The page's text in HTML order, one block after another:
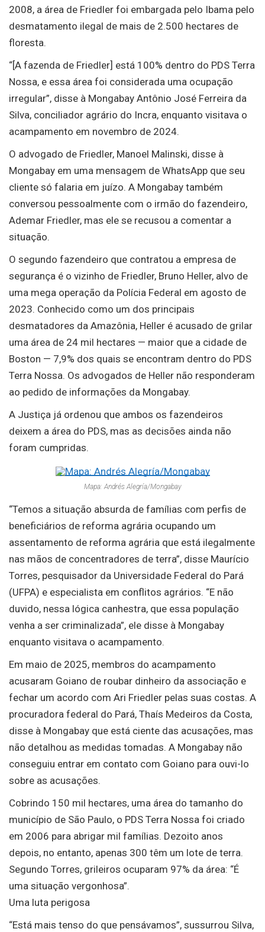
2008, a área de Friedler foi embargada pelo Ibama pelo
desmatamento ilegal de mais de 2.500 hectares de
floresta.
“[A fazenda de Friedler] está 100% dentro do PDS Terra
Nossa, e essa área foi considerada uma ocupação
irregular”, disse à Mongabay Antônio José Ferreira da
Silva, conciliador agrário do Incra, enquanto visitava o
acampamento em novembro de 2024.
O advogado de Friedler, Manoel Malinski, disse à
Mongabay em uma mensagem de WhatsApp que seu
cliente só falaria em juízo. A Mongabay também
conversou pessoalmente com o irmão do fazendeiro,
Ademar Friedler, mas ele se recusou a comentar a
situação.
O segundo fazendeiro que contratou a empresa de
segurança é o vizinho de Friedler, Bruno Heller, alvo de
uma mega operação da Polícia Federal em agosto de
2023. Conhecido como um dos principais
desmatadores da Amazônia, Heller é acusado de grilar
uma área de 24 mil hectares — maior que a cidade de
Boston — 7,9% dos quais se encontram dentro do PDS
Terra Nossa. Os advogados de Heller não responderam
ao pedido de informações da Mongabay.
A Justiça já ordenou que ambos os fazendeiros
deixem a área do PDS, mas as decisões ainda não
foram cumpridas.
Mapa: Andrés Alegría/Mongabay
“Temos a situação absurda de famílias com perfis de
beneficiários de reforma agrária ocupando um
assentamento de reforma agrária que está ilegalmente
nas mãos de concentradores de terra”, disse Maurício
Torres, pesquisador da Universidade Federal do Pará
(UFPA) e especialista em conflitos agrários. “E não
duvido, nessa lógica canhestra, que essa população
venha a ser criminalizada”, ele disse à Mongabay
enquanto visitava o acampamento.
Em maio de 2025, membros do acampamento
acusaram Goiano de roubar dinheiro da associação e
fechar um acordo com Ari Friedler pelas suas costas. A
procuradora federal do Pará, Thaís Medeiros da Costa,
disse à Mongabay que está ciente das acusações, mas
não detalhou as medidas tomadas. A Mongabay não
conseguiu entrar em contato com Goiano para ouvi-lo
sobre as acusações.
Cobrindo 150 mil hectares, uma área do tamanho do
município de São Paulo, o PDS Terra Nossa foi criado
em 2006 para abrigar mil famílias. Dezoito anos
depois, no entanto, apenas 300 têm um lote de terra.
Segundo Torres, grileiros ocuparam 97% da área: “É
uma situação vergonhosa”.
Uma luta perigosa
“Está mais tenso do que pensávamos”, sussurrou Silva,